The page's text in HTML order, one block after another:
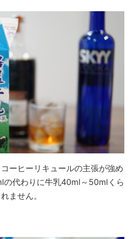
ーヒーリキュールの主張が強め
の代わりに牛乳40ml～50mlくら
ません。